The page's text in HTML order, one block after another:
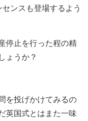
ンスも登場するよう
停止を行った程の精
ょうか？
を投げかけてみるの
英国式とはまた一味